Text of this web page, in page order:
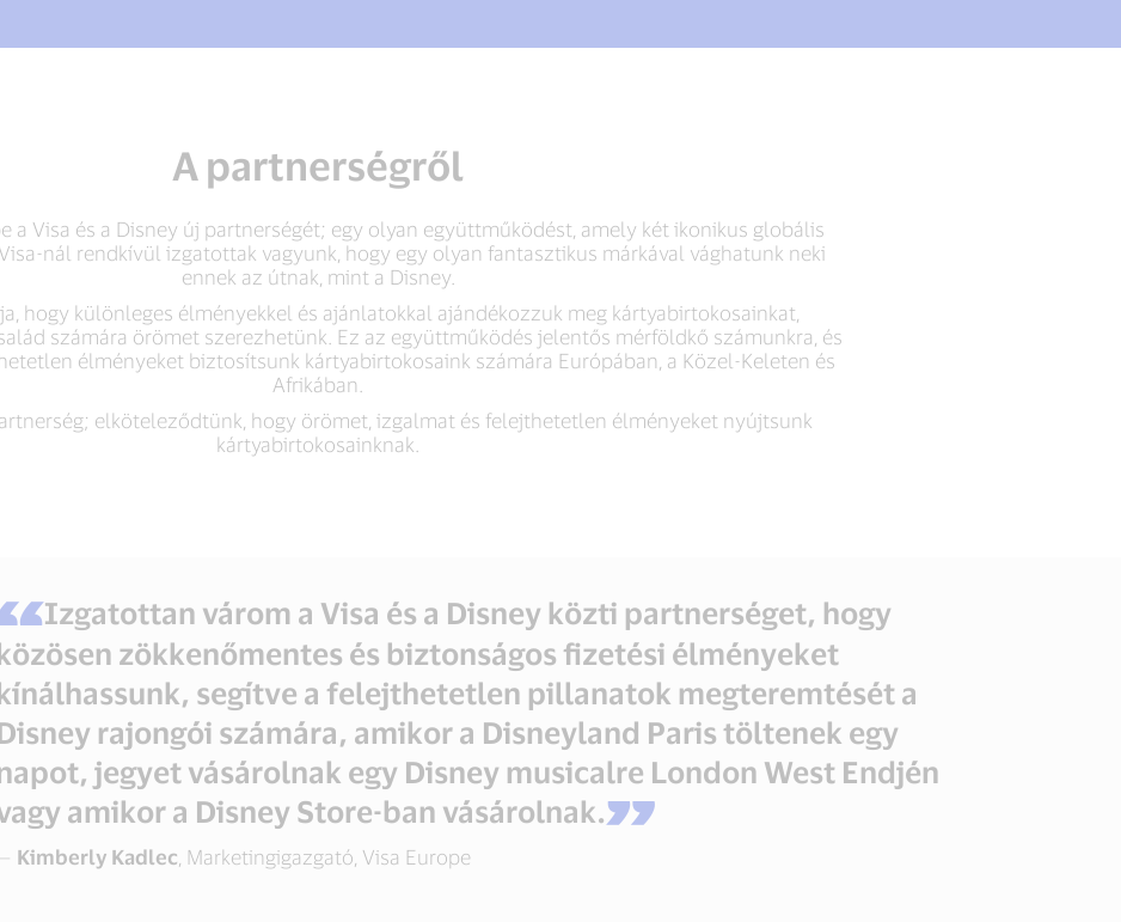
A partnerségről
a Visa és a Disney új partnerségét; egy olyan együttműködést, amely két ikonikus globális
nál rendkívül izgatottak vagyunk, hogy egy olyan fantasztikus márkával vághatunk neki
ennek az útnak, mint a Disney.
hogy különleges élményekkel és ajánlatokkal ajándékozzuk meg kártyabirtokosainkat,
számára örömet szerezhetünk. Ez az együttműködés jelentős mérföldkő számunkra, és
élményeket biztosítsunk kártyabirtokosaink számára Európában, a Közel-Keleten és
Afrikában.
elköteleződtünk, hogy örömet, izgalmat és felejthetetlen élményeket nyújtsunk
kártyabirtokosainknak.
Izgatottan várom a Visa és a Disney közti partnerséget, hogy
zökkenőmentes és biztonságos fizetési élményeket
segítve a felejthetetlen pillanatok megteremtését a
rajongói számára, amikor a Disneyland Paris töltenek egy
jegyet vásárolnak egy Disney musicalre London West Endjén
amikor a Disney Store-ban vásárolnak.
Kimberly Kadlec , Marketingigazgató, Visa Europe